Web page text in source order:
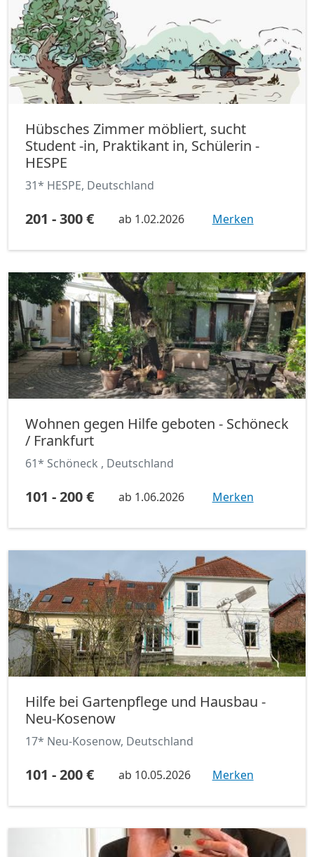
Hübsches Zimmer möbliert, sucht
Student -in, Praktikant in, Schülerin -
HESPE
31* HESPE, Deutschland
201 - 300 € ab 1.02.2026 Merken
Wohnen gegen Hilfe geboten - Schöneck
/ Frankfurt
61* Schöneck , Deutschland
101 - 200 € ab 1.06.2026 Merken
Hilfe bei Gartenpflege und Hausbau -
Neu-Kosenow
17* Neu-Kosenow, Deutschland
101 - 200 € ab 10.05.2026 Merken